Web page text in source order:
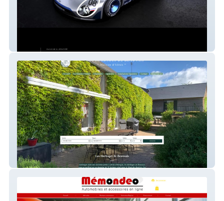
Herbages de Beauvais